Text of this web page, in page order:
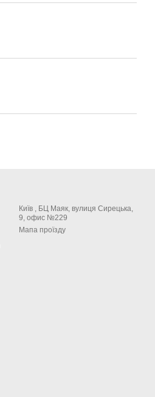
Київ , БЦ Маяк, вулиця Сирецька,
9, офис №229
Мапа проїзду